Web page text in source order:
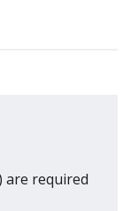
are required